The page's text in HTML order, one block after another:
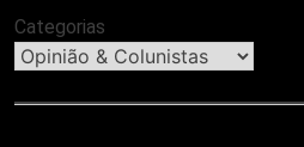
Categorias